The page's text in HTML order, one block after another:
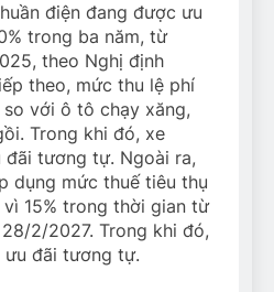
điện đang được ưu
trong ba năm, từ
theo Nghị định
theo, mức thu lệ phí
với ô tô chạy xăng,
Trong khi đó, xe
tương tự. Ngoài ra,
dụng mức thuế tiêu thụ
15% trong thời gian từ
2/2027. Trong khi đó,
đãi tương tự.